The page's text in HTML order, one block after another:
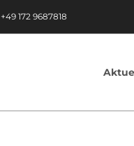
+49 172 9687818